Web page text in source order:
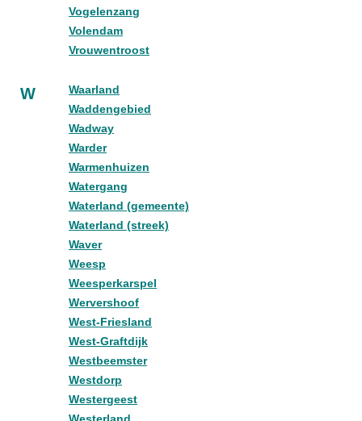
Vogelenzang
Volendam
Vrouwentroost
W
Waarland
Waddengebied
Wadway
Warder
Warmenhuizen
Watergang
Waterland (gemeente)
Waterland (streek)
Waver
Weesp
Weesperkarspel
Wervershoof
West-Friesland
West-Graftdijk
Westbeemster
Westdorp
Westergeest